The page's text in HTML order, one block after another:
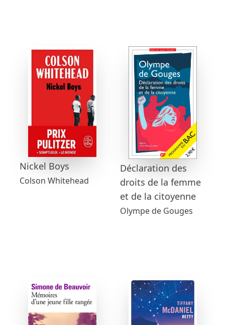
Nickel Boys
Colson Whitehead
Déclaration des
droits de la femme
et de la citoyenne
Olympe de Gouges